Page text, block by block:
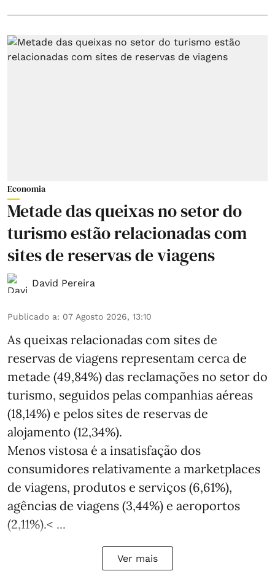
Economia
Metade das queixas no setor do
turismo estão relacionadas com
sites de reservas de viagens
David Pereira
Publicado a: 07 Agosto 2026, 13:10
As queixas relacionadas com sites de
reservas de viagens representam cerca de
metade (49,84%) das reclamações no setor do
turismo, seguidos pelas companhias aéreas
(18,14%) e pelos sites de reservas de
alojamento (12,34%).
Menos vistosa é a insatisfação dos
consumidores relativamente a marketplaces
de viagens, produtos e serviços (6,61%),
agências de viagens (3,44%) e aeroportos
(2,11%).< ...
Ver mais